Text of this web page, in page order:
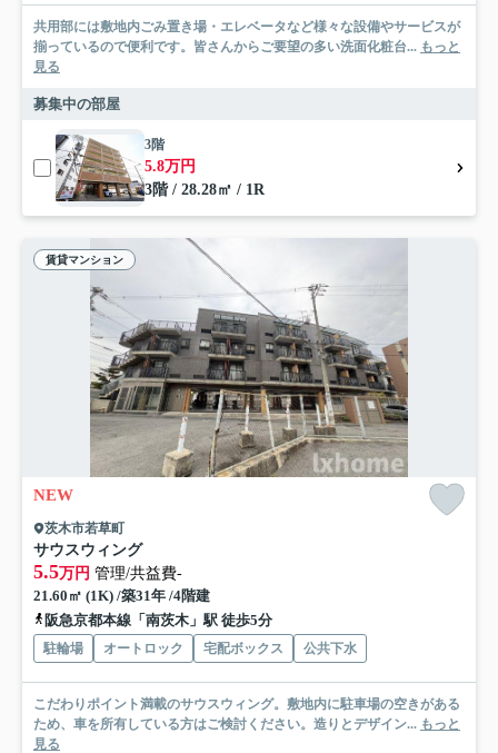
共用部には敷地内ごみ置き場・エレベータなど様々な設備やサービスが
揃っているので便利です。皆さんからご要望の多い洗面化粧台... もっと
見る
募集中の部屋
3階
5.8万円
3階 / 28.28㎡ / 1R
賃貸マンション
NEW
茨木市若草町
サウスウィング
5.5万円 管理/共益費-
21.60㎡ (1K) /築31年 /4階建
阪急京都本線「南茨木」駅 徒歩5分
駐輪場 オートロック 宅配ボックス 公共下水
こだわりポイント満載のサウスウィング。敷地内に駐車場の空きがある
ため、車を所有している方はご検討ください。造りとデザイン... もっと
見る